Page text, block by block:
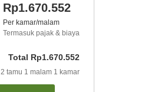
Rp1.670.552
Per kamar/malam
Termasuk pajak & biaya
Total Rp1.670.552
2 tamu 1 malam 1 kamar